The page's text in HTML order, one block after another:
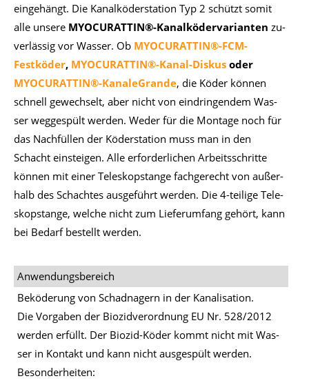
ein­ge­hängt. Die Ka­nal­kö­der­sta­ti­on Typ 2 schützt so­mit
alle un­se­re MYO­CU­RAT­TIN®-Ka­nal­kö­der­va­ri­an­ten zu­
ver­läs­sig vor Was­ser. Ob MYOCURATTIN®-FCM-
Festköder, MYOCURATTIN®-Kanal-Diskus oder
MYOCURATTIN®-KanaleGrande, die Kö­der kön­nen
schnell ge­wech­selt, aber nicht von ein­drin­gen­dem Was­
ser weg­ge­spült wer­den. We­der für die Mon­ta­ge noch für
das Nach­fül­len der Kö­der­sta­ti­on muss man in den
Schacht ein­stei­gen. Alle er­for­der­li­chen Ar­beits­schrit­te
kön­nen mit ei­ner Te­le­skop­stan­ge fach­ge­recht von au­ßer­
halb des Schach­tes aus­ge­führt wer­den. Die 4-tei­li­ge Te­le­
skop­stan­ge, wel­che nicht zum Lie­fer­um­fang ge­hört, kann
bei Be­darf be­stellt wer­den.
Anwendungsbereich
Be­kö­de­rung von Schad­na­gern in der Ka­na­li­sa­ti­on.
Die Vor­ga­ben der Bio­zid­ver­ord­nung EU Nr. 528/​2012
wer­den er­füllt. Der Bio­zid-Kö­der kommt nicht mit Was­
ser in Kon­takt und kann nicht aus­ge­spült wer­den.
Be­son­der­hei­ten: